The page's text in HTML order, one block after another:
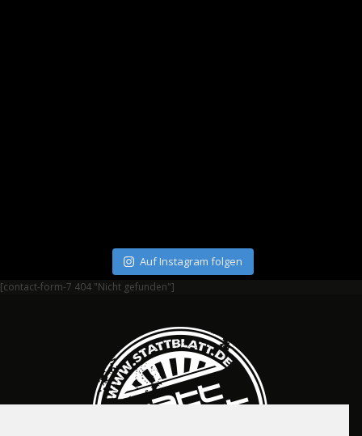
Auf Instagram folgen
[contact-form-7 404 "Nicht gefunden"]